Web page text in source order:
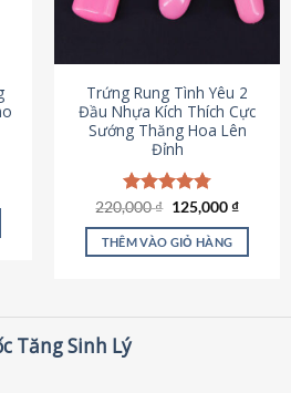
chọn
được
chọn
trên
trang
sản
phẩm
Trứng Rung Tình Yêu 2
Đầu Nhựa Kích Thích Cực
Sướng Thăng Hoa Lên
Đỉnh
Được xếp
hạng4.79
5 sao
220,000₫ Giá
là:
220,000 ₫.
125,000₫Giá
tại
THÊM VÀO GIỎ HÀNG
Tăng Sinh Lý